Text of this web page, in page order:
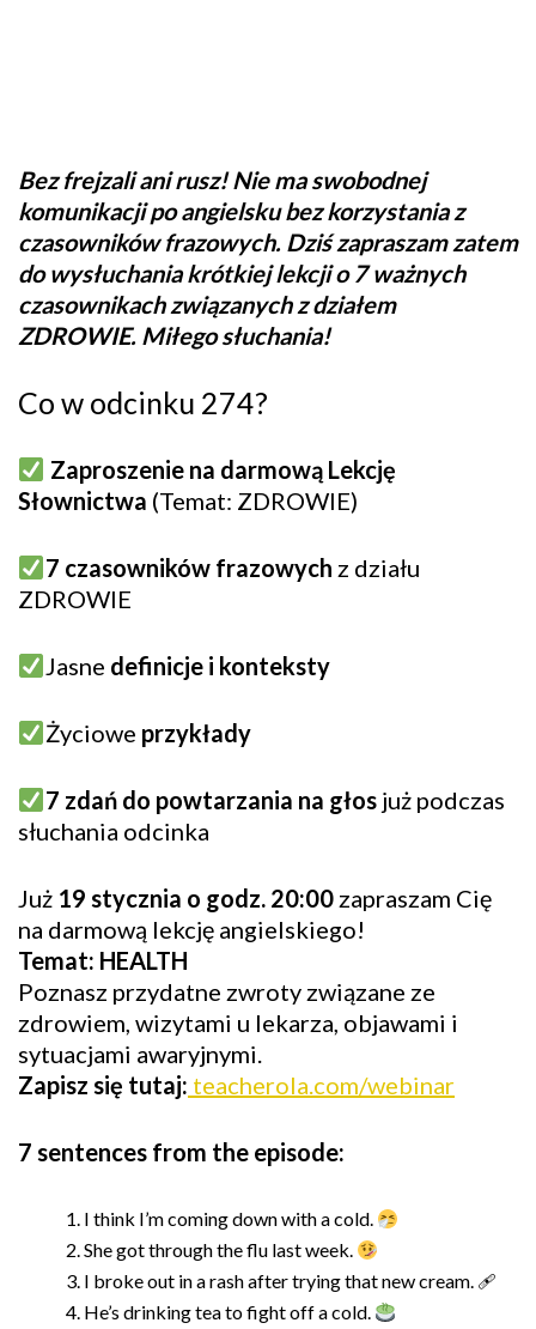
Bez frejzali ani rusz! Nie ma swobodnej
komunikacji po angielsku bez korzystania z
czasowników frazowych. Dziś zapraszam zatem
do wysłuchania krótkiej lekcji o 7 ważnych
czasownikach związanych z działem
ZDROWIE. Miłego słuchania!
Co w odcinku 274?
Zaproszenie na darmową Lekcję
Słownictwa (Temat: ZDROWIE)
7 czasowników frazowych z działu
ZDROWIE
Jasne definicje i konteksty
Życiowe przykłady
7 zdań do powtarzania na głosjuż podczas
słuchania odcinka
Już 19 stycznia o godz. 20:00 zapraszam Cię
na darmową lekcję angielskiego!
Temat: HEALTH
Poznasz przydatne zwroty związane ze
zdrowiem, wizytami u lekarza, objawami i
sytuacjami awaryjnymi.
Zapisz się tutaj: teacherola.com/webinar
7 sentences from the episode:
I think I’m coming down with a cold.
She got through the flu last week.
I broke out in a rash after trying that new cream. 🩹
He’s drinking tea to fight off a cold.